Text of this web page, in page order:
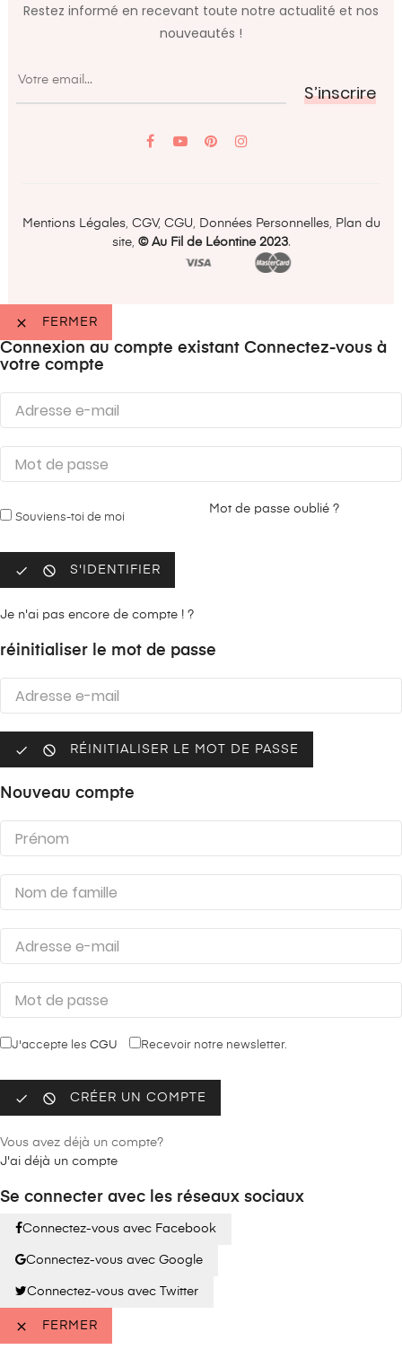
Restez informé en recevant toute notre actualité et nos
nouveautés !
S’inscrire
YouTubePinterest
Mentions Légales, CGV, CGU Données Personnelles,
Plan du
site, ©️ Au Fil de Léontine 2023.
 FERMER
Connexion au compte existant Connectez-vous à
votre compte
Souviens-toi de moi
Mot de passe oublié ?
  S'IDENTIFIER
Je n'ai pas encore de compte ! ?
réinitialiser le mot de passe
  RÉINITIALISER LE MOT DE PASSE
Nouveau compte
J'accepte les CGU Recevoir notre newsletter.
  CRÉER UN COMPTE
Vous avez déjà un compte?
J'ai déjà un compte
Se connecter avec les réseaux sociaux
Connectez-vous avec Facebook
Connectez-vous avec Google
Connectez-vous avec Twitter
 FERMER